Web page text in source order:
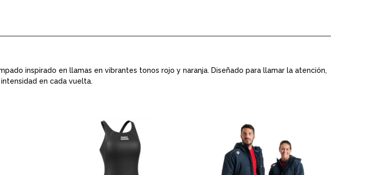
inspirado en llamas en vibrantes tonos rojo y naranja. Diseñado para llamar la atención,
en cada vuelta.